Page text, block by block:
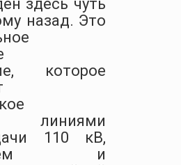
здесь чуть
назад. Это
которое
линиями
110 кВ,
и